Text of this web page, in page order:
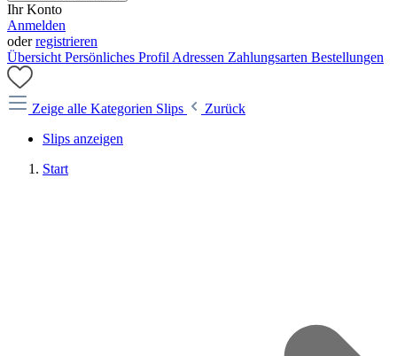
Ihr Konto
Anmelden
oderregistrieren
Übersicht Persönliches Profil Adressen Zahlungsarten Bestellungen
Zeige alle Kategorien Slips
Zurück
Slips anzeigen
Start